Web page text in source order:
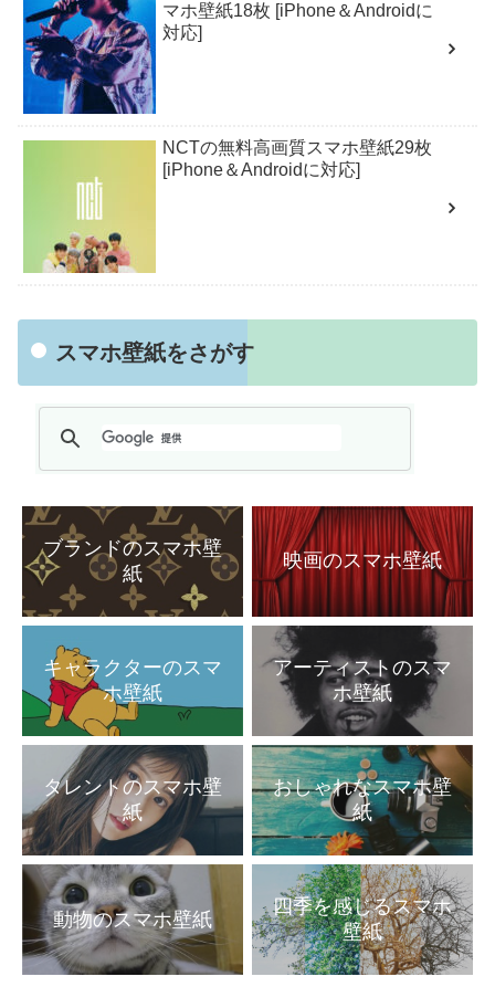
マホ壁紙18枚 [iPhone＆Androidに
対応]
NCTの無料高画質スマホ壁紙29枚
[iPhone＆Androidに対応]
スマホ壁紙をさがす
ブランドのスマホ壁
紙
映画のスマホ壁紙
キャラクターのスマ
ホ壁紙
アーティストのスマ
ホ壁紙
タレントのスマホ壁
紙
おしゃれなスマホ壁
紙
動物のスマホ壁紙
四季を感じるスマホ
壁紙